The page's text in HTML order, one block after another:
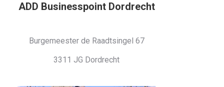
ADD Businesspoint Dordrecht
Burgemeester de Raadtsingel 67
3311 JG Dordrecht